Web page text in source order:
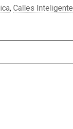
, Calles